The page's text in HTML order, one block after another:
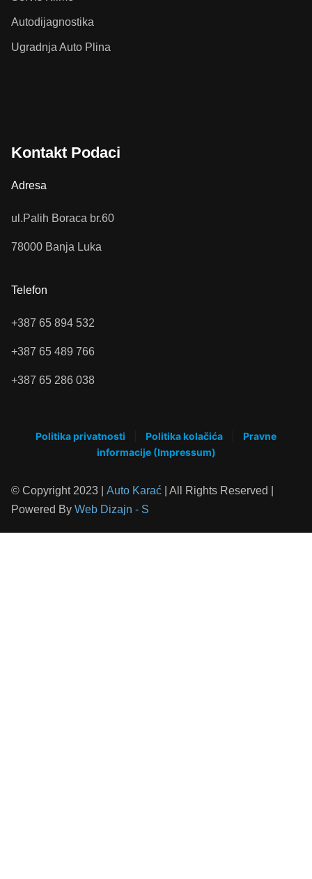
Autodijagnostika
Ugradnja Auto Plina
Kontakt Podaci
Adresa
ul.Palih Boraca br.60
78000 Banja Luka
Telefon
+387 65 894 532
+387 65 489 766
+387 65 286 038
Politika privatnosti Politika kolačića
Pravne
informacije (Impressum)
© Copyright 2023 | Auto Karać | All Rights Reserved |
Powered By Web Dizajn - S